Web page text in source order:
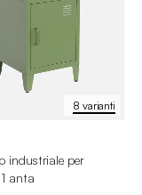
8 varianti
industriale per
anta